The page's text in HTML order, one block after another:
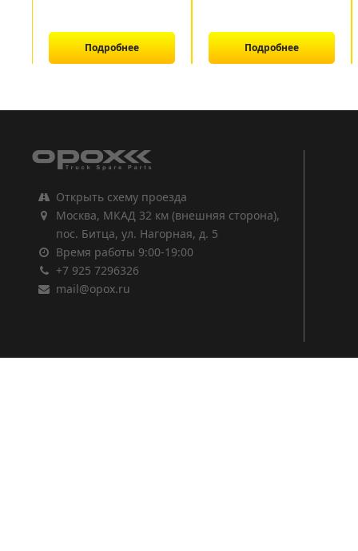
Подробнее Подробнее
Открыть схему проезда
Москва, МКАД 32 км (внешняя сторона),
пос. Битца, ул. Нагорная, д. 5
Время работы 9:00-19:00
+7 925 7296326
mail@opox.ru